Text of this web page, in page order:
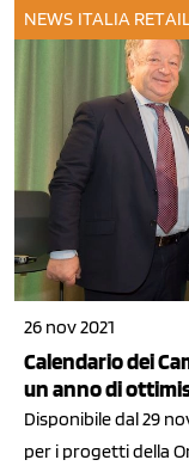
NEWS ITALIA
26 nov 2021
Calendario dei
un anno di
Disponibile dal 29
per i progetti della